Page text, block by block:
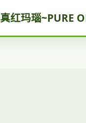
真红玛瑙~PURE